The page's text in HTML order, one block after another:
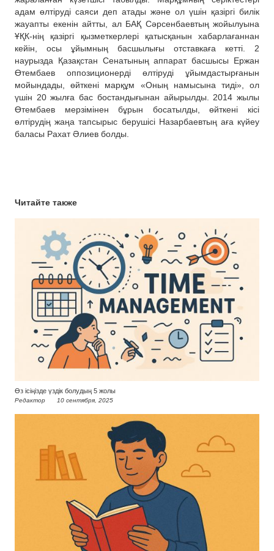
адам өлтіруді саяси деп атады және ол үшін қазіргі билік
жауапты екенін айтты, ал БАҚ Сәрсенбаевтың жойылуына
ҰҚК-нің қазіргі қызметкерлері қатысқанын хабарлағаннан
кейін, осы ұйымның басшылығы отставкаға кетті. 2
наурызда Қазақстан Сенатының аппарат басшысы Ержан
Өтембаев оппозиционерді өлтіруді ұйымдастырғанын
мойындады, өйткені марқұм «Оның намысына тиді», ол
үшін 20 жылға бас бостандығынан айырылды. 2014 жылы
Өтембаев мерзімінен бұрын босатылды, өйткені кісі
өлтірудің жаңа тапсырыс берушісі Назарбаевтың аға күйеу
баласы Рахат Әлиев болды.
Читайте также
Өз ісіңізде үздік болудың 5 жолы
Редактор 10 сентября, 2025